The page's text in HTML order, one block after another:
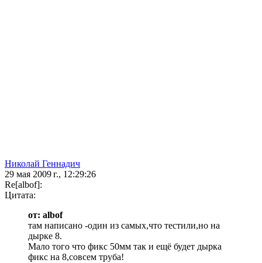
Николай Геннадич
29 мая 2009 г., 12:29:26
Re[albof]:
Цитата:
от: albof
там написано -один из самых,что тестили,но на
дырке 8.
Мало того что фикс 50мм так и ещё будет дырка
фикс на 8,совсем труба!